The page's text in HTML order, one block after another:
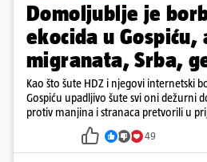
Domoljublje je
ekocida u
migranata, Srba,
Kao što šute HDZ i njegovi internetski
Gospiću upadljivo šute svi oni dežurni
protiv manjina i stranaca pretvorili u
ljubavi prema domovini.
49